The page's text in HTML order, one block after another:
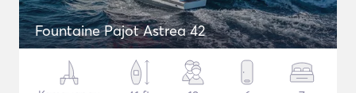
Fountaine Pajot Astrea 42